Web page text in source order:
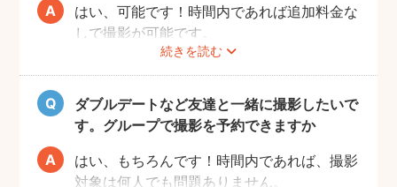
ご了承ください。
続きを読む
はい、可能です！時間内であれば追加料金な
しで撮影が可能です。
撮影をスムーズに進行させるために、事前に
その旨をフォトグラファーにお伝えいただけ
ると幸いです。
ダブルデートなど友達と一緒に撮影したいで
す。グループで撮影を予約できますか
はい、もちろんです！時間内であれば、撮影
対象は何人でも問題ありません。